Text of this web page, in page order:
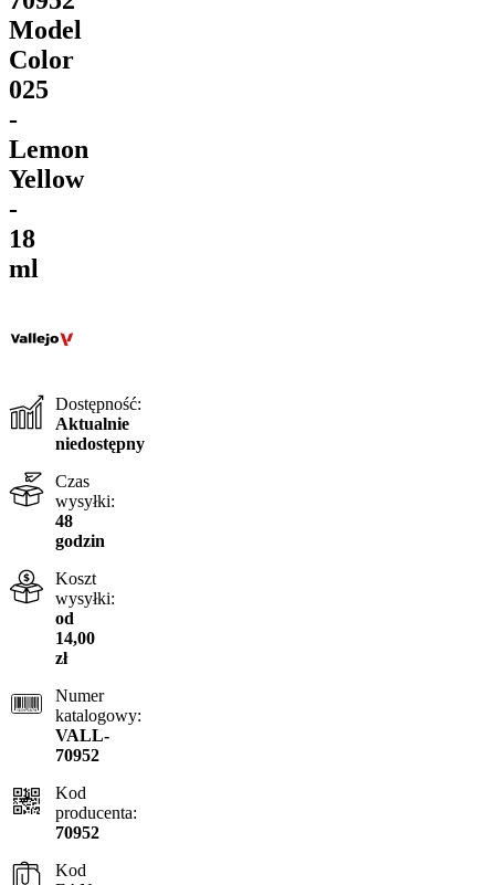
Model
Color
025
-
Lemon
Yellow
-
18
ml
Dostępność:
Aktualnie
niedostępny
Czas
wysyłki:
48
godzin
Koszt
wysyłki:
od
14,00
zł
Numer
katalogowy:
VALL-
70952
Kod
producenta:
70952
Kod